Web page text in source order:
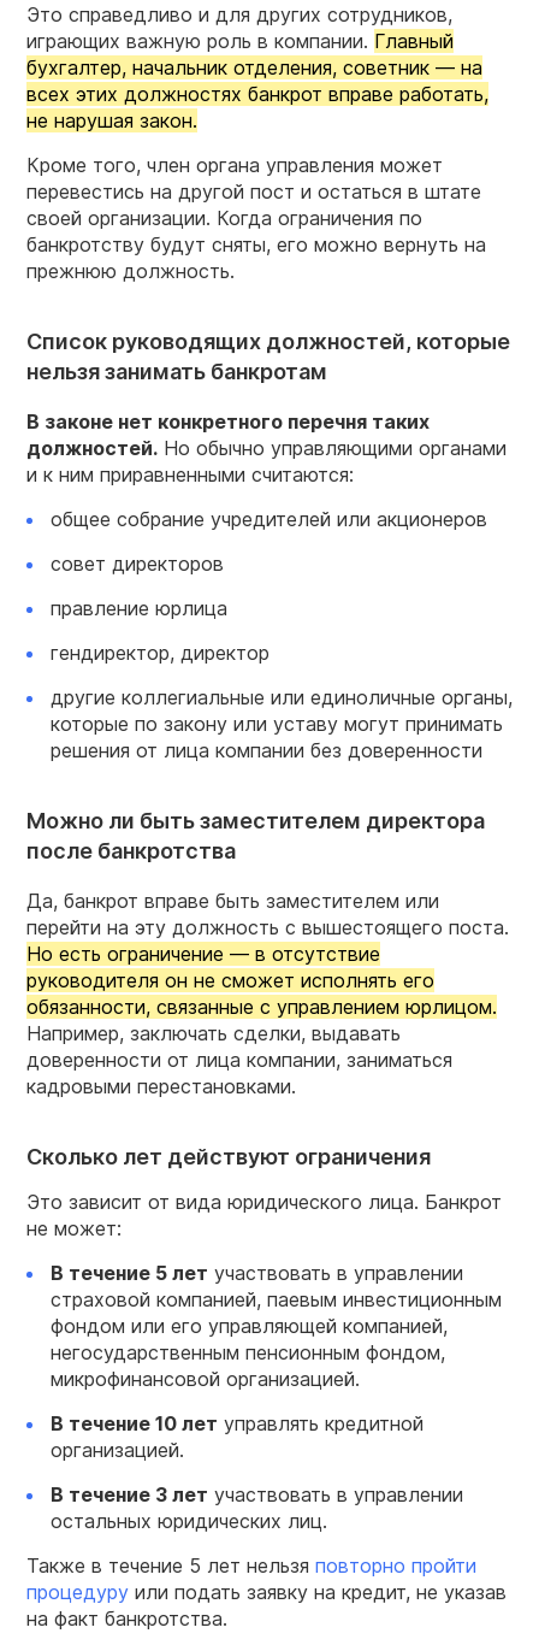
Это справедливо и для других сотрудников,
играющих важную роль в компании. Главный
бухгалтер, начальник отделения, советник — на
всех этих должностях банкрот вправе работать,
не нарушая закон.
Кроме того, член органа управления может
перевестись на другой пост и остаться в штате
своей организации. Когда ограничения по
банкротству будут сняты, его можно вернуть на
прежнюю должность.
Список руководящих должностей, которые
нельзя занимать банкротам
В законе нет конкретного перечня таких
должностей. Но обычно управляющими органами
и к ним приравненными считаются:
общее собрание учредителей или акционеров
совет директоров
правление юрлица
гендиректор, директор
другие коллегиальные или единоличные органы,
которые по закону или уставу могут принимать
решения от лица компании без доверенности
Можно ли быть заместителем директора
после банкротства
Да, банкрот вправе быть заместителем или
перейти на эту должность с вышестоящего поста.
Но есть ограничение — в отсутствие
руководителя он не сможет исполнять его
обязанности, связанные с управлением юрлицом.
Например, заключать сделки, выдавать
доверенности от лица компании, заниматься
кадровыми перестановками.
Сколько лет действуют ограничения
Это зависит от вида юридического лица. Банкрот
не может:
В течение 5 лет участвовать в управлении
страховой компанией, паевым инвестиционным
фондом или его управляющей компанией,
негосударственным пенсионным фондом,
микрофинансовой организацией.
В течение 10 лет управлять кредитной
организацией.
В течение 3 лет участвовать в управлении
остальных юридических лиц.
Также в течение 5 лет нельзя повторно пройти
процедуру или подать заявку на кредит, не указав
на факт банкротства.